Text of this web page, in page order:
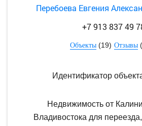
Перебоева Евгения
+7 913 837 49
Объекты (19) Отзывы
Идентификатор
Недвижимость от
Владивостока для